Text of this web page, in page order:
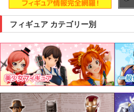
フィギュア カテゴリー別